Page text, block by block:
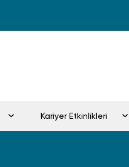
Kariyer Etkinlikleri